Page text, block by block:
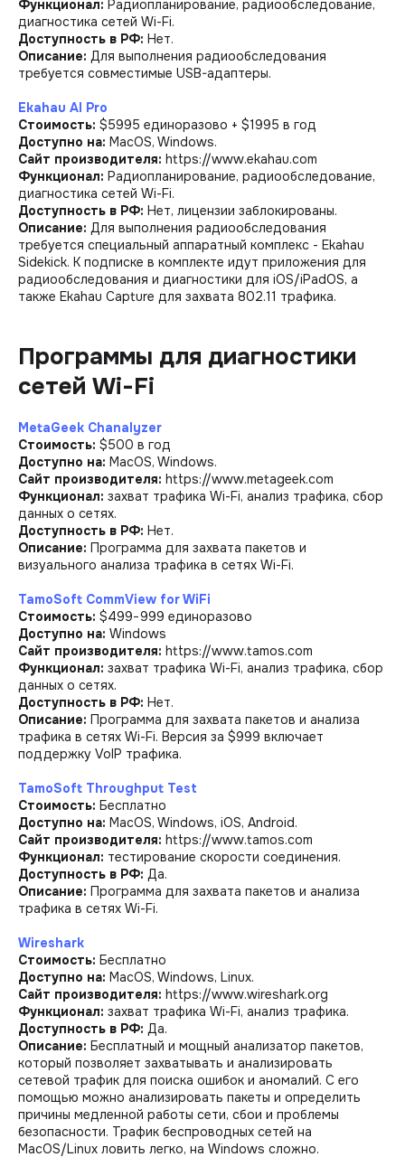
Функционал: Радиопланирование, радиообследование,
диагностика сетей Wi-Fi.
Доступность в РФ: Нет.
Описание: Для выполнения радиообследования
требуется совместимые USB-адаптеры.
Ekahau AI Pro
Стоимость: $5995 единоразово + $1995 в год
Доступно на: MacOS, Windows.
Сайт производителя: https://www.ekahau.com
Функционал: Радиопланирование, радиообследование,
диагностика сетей Wi-Fi.
Доступность в РФ: Нет, лицензии заблокированы.
Описание: Для выполнения радиообследования
требуется специальный аппаратный комплекс - Ekahau
Sidekick. К подписке в комплекте идут приложения для
радиообследования и диагностики для iOS/iPadOS, а
также Ekahau Capture для захвата 802.11 трафика.
Программы для диагностики
сетей Wi-Fi
MetaGeek Chanalyzer
Стоимость: $500 в год
Доступно на: MacOS, Windows.
Сайт производителя: https://www.metageek.com
Функционал: захват трафика Wi-Fi, анализ трафика, сбор
данных о сетях.
Доступность в РФ: Нет.
Описание: Программа для захвата пакетов и
визуального анализа трафика в сетях Wi-Fi.
TamoSoft CommView for WiFi
Стоимость: $499−999 единоразово
Доступно на: Windows
Сайт производителя: https://www.tamos.com
Функционал: захват трафика Wi-Fi, анализ трафика, сбор
данных о сетях.
Доступность в РФ: Нет.
Описание: Программа для захвата пакетов и анализа
трафика в сетях Wi-Fi. Версия за $999 включает
поддержку VoIP трафика.
TamoSoft Throughput Test
Стоимость: Бесплатно
Доступно на: MacOS, Windows, iOS, Android.
Сайт производителя: https://www.tamos.com
Функционал: тестирование скорости соединения.
Доступность в РФ: Да.
Описание: Программа для захвата пакетов и анализа
трафика в сетях Wi-Fi.
Wireshark
Стоимость: Бесплатно
Доступно на: MacOS, Windows, Linux.
Сайт производителя: https://www.wireshark.org
Функционал: захват трафика Wi-Fi, анализ трафика.
Доступность в РФ: Да.
Описание: Бесплатный и мощный анализатор пакетов,
который позволяет захватывать и анализировать
сетевой трафик для поиска ошибок и аномалий. С его
помощью можно анализировать пакеты и определить
причины медленной работы сети, сбои и проблемы
безопасности. Трафик беспроводных сетей на
MacOS/Linux ловить легко, на Windows сложно.